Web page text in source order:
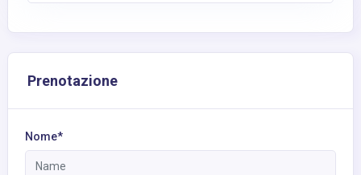
Prenotazione
Nome*